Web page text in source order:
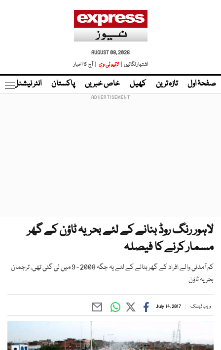
AUGUST 08, 2026
اشتہار لگائیں |
لائیو ٹی وی | آج کا اخبار
صفحۂ اول تازہ ترین کھیل خاص خبریں پاکستان انٹر نیشنل
لاہور رنگ روڈ بنانے کے لئے بحریہ ٹاؤن کے گھر
مسمار کرنے کا فیصلہ
کم آمدنی والے افراد کے گھر بنانے کے لئے یہ جگہ 2008 - 9 میں لی گئی تھی، ترجمان
بحریہ ٹاؤن
ویب ڈیسک July 14, 2017